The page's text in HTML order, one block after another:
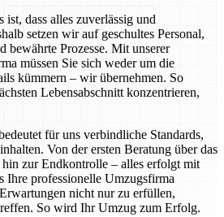
dass alles zuverlässig und
setzen wir auf geschultes Personal,
bewährte Prozesse. Mit unserer
müssen Sie sich weder um die
kümmern – wir übernehmen. So
Lebensabschnitt konzentrieren,
für uns verbindliche Standards,
Von der ersten Beratung über das
hin zur Endkontrolle – alles erfolgt mit
Ihre professionelle Umzugsfirma
nicht nur zu erfüllen,
So wird Ihr Umzug zum Erfolg.